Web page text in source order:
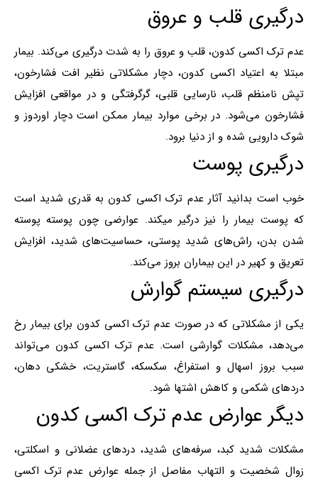
درگیری قلب و عروق
عدم ترک اکسی کدون، قلب و عروق را به شدت درگیری می‌کند. بیمار
مبتلا به اعتیاد اکسی کدون، دچار مشکلاتی نظیر افت فشارخون،
تپش نامنظم قلب، نارسایی قلبی، گرگرفتگی و در مواقعی افزایش
فشارخون می‌شود. در برخی موارد بیمار ممکن است دچار اوردوز و
شوک دارویی شده و از دنیا برود.
درگیری پوست
خوب است بدانید آثار عدم ترک اکسی کدون به قدری شدید است
که پوست بیمار را نیز درگیر می‎کند. عوارضی چون پوسته پوسته
شدن بدن، راش‌های شدید پوستی، حساسیت‌های شدید، افزایش
تعریق و کهیر در این بیماران بروز می‌کند.
درگیری سیستم گوارش
یکی از مشکلاتی که در صورت عدم ترک اکسی کدون برای بیمار رخ
می‌دهد، مشکلات گوارشی است. عدم ترک اکسی کدون می‌تواند
سبب بروز اسهال و استفراغ، سکسکه، گاستریت، خشکی دهان،
دردهای شکمی و کاهش اشتها شود.
دیگر عوارض عدم ترک اکسی کدون
مشکلات شدید کبد، سرفه‌های شدید، دردهای عضلانی و اسکلتی،
زوال شخصیت و التهاب مفاصل از جمله عوارض عدم ترک اکسی